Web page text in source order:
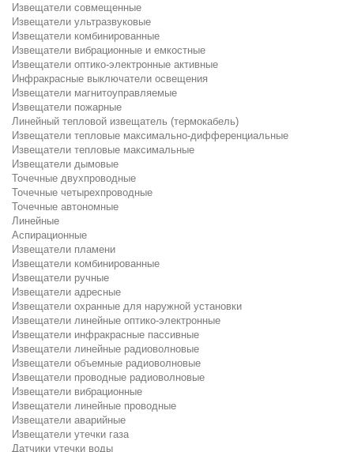
Извещатели совмещенные
Извещатели ультразвуковые
Извещатели комбинированные
Извещатели вибрационные и емкостные
Извещатели оптико-электронные активные
Инфракрасные выключатели освещения
Извещатели магнитоуправляемые
Извещатели пожарные
Линейный тепловой извещатель (термокабель)
Извещатели тепловые максимально-дифференциальные
Извещатели тепловые максимальные
Извещатели дымовые
Точечные двухпроводные
Точечные четырехпроводные
Точечные автономные
Линейные
Аспирационные
Извещатели пламени
Извещатели комбинированные
Извещатели ручные
Извещатели адресные
Извещатели охранные для наружной установки
Извещатели линейные оптико-электронные
Извещатели инфракрасные пассивные
Извещатели линейные радиоволновые
Извещатели объемные радиоволновые
Извещатели проводные радиоволновые
Извещатели вибрационные
Извещатели линейные проводные
Извещатели аварийные
Извещатели утечки газа
Датчики утечки воды